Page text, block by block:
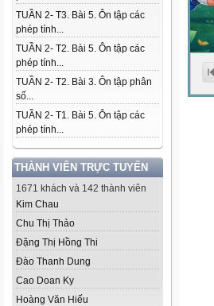
TUẦN 2- T3. Bài 5. Ôn tập các
phép tính...
TUẦN 2- T2. Bài 5. Ôn tập các
phép tính...
TUẦN 2- T2. Bài 3. Ôn tập phân
số...
TUẦN 2- T1. Bài 5. Ôn tập các
phép tính...
THÀNH VIÊN TRỰC TUYẾN
1671 khách và 142 thành viên
Kim Chau
Chu Thị Thảo
Đặng Thị Hồng Thi
Đào Thanh Dung
Cao Doan Ky
Hoàng Văn Hiếu